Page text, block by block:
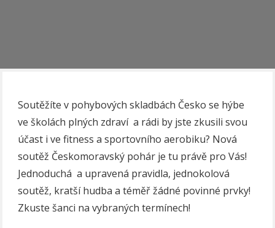
Soutěžíte v pohybových skladbách Česko se hýbe
ve školách plných zdraví a rádi by jste zkusili svou
účast i ve fitness a sportovního aerobiku? Nová
soutěž Českomoravský pohár je tu právě pro Vás!
Jednoduchá a upravená pravidla, jednokolová
soutěž, kratší hudba a téměř žádné povinné prvky!
Zkuste šanci na vybraných termínech!